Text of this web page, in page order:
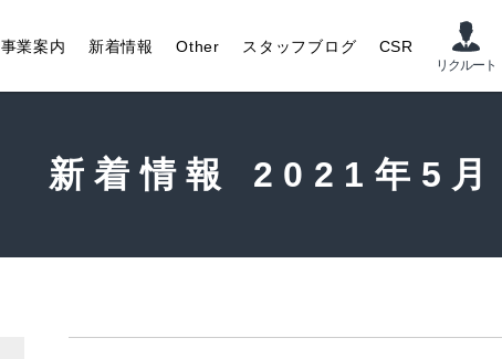
事業案内 新着情報 Other スタッフブログ CSR
新着情報 2021年5月